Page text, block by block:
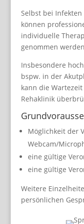
Selbst bei
können
individuelle
genommen
Insbesondere
bspw. in der
kann die
Rehaklinik
Möglichkeit der
Webcam/
eine gültige
eine gültige
Weitere
persönlichen